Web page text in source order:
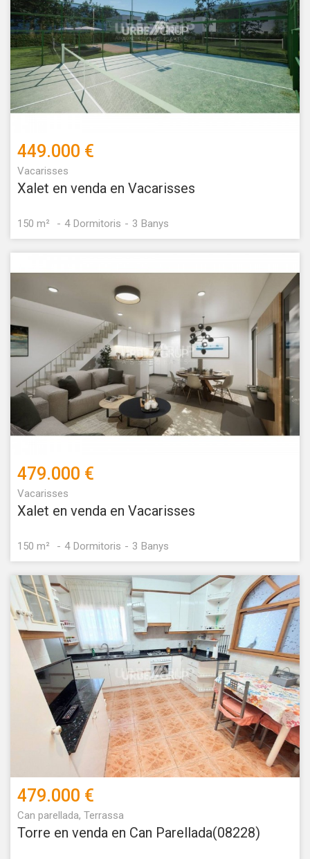
449.000 €
Vacarisses
Xalet en venda en Vacarisses
150 m² 4 Dormitoris 3 Banys
479.000 €
Vacarisses
Xalet en venda en Vacarisses
150 m² 4 Dormitoris 3 Banys
479.000 €
Can parellada, Terrassa
Torre en venda en Can Parellada(08228)